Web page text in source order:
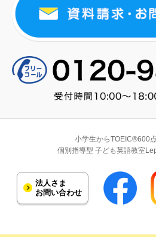
小学生からTOEIC®600点
個別指導型 子ども英語教室
法人さま
お問い合わせ